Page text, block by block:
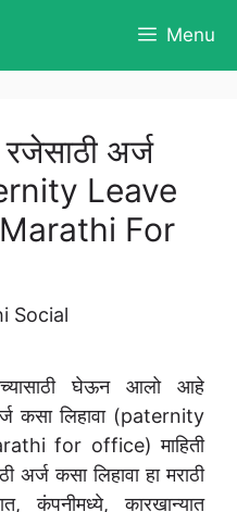
Menu
अर्ज
Leave
For
Social
घेऊन आलो आहे
कसा लिहावा (paternity
for office) माहिती
कसा लिहावा हा मराठी
कंपनीमध्ये, कारखान्यात